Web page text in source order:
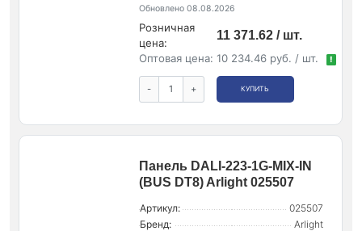
Обновлено 08.08.2026
Розничная
цена:
11 371.62 / шт.
Оптовая цена: 10 234.46 руб. / шт. !
- + КУПИТЬ
Панель DALI-223-1G-MIX-IN
(BUS DT8) Arlight 025507
Артикул:
025507
Бренд:
Arlight